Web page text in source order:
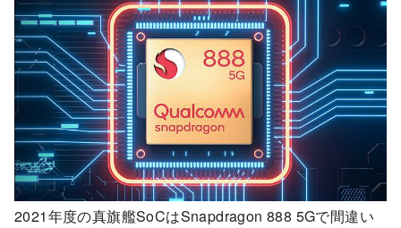
2021年度の真旗艦SoCはSnapdragon 888 5Gで間違い